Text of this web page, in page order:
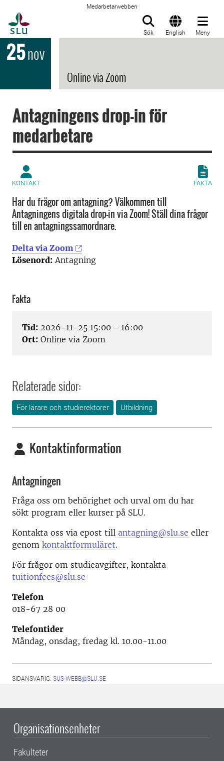
Medarbetarwebben
Sök English Meny
25nov
Online via Zoom
Antagningens drop-in för
medarbetare
KONTAKT FAKTA
Har du frågor om antagning? Välkommen till
Antagningens digitala drop-in via Zoom! Ställ dina frågor
till en antagningssamordnare.
Delta via Zoom
Lösenord: Antagning
Fakta
Tid: 2026-11-25 15:00 - 16:00
Ort: Online via Zoom
Relaterade sidor:
För lärare och studierektorer Utbildning
Kontaktinformation
Antagningen
Fråga oss om behörighet och urval om du har
sökt program eller kurser på SLU.
Kontakta oss via epost till antagning@slu.se eller
genom kontaktformuläret.
För frågor om studieavgifter, kontakta
tuitionfees@slu.se
Telefon
018-67 28 00
Telefontider
Måndag, onsdag, fredag kl. 10.00-11.00
SIDANSVARIG: SUS-WEBB@SLU.SE
Organisationsenheter
Fakulteter